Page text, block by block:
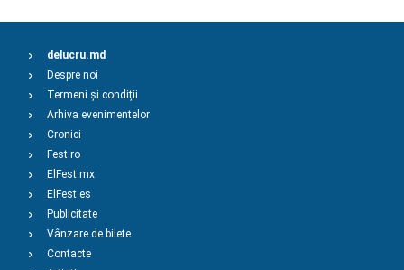
delucru.md
Despre noi
Termeni și condiții
Arhiva evenimentelor
Cronici
Fest.ro
ElFest.mx
ElFest.es
Publicitate
Vânzare de bilete
Contacte